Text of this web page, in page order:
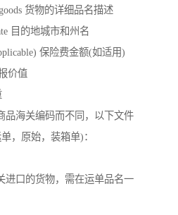
货物的详细品名描述
目的地城市和州名
保险费金额(如适用)
价值
品海关编码而不同，以下文件
，原始，装箱单)：
进口的货物，需在运单品名一